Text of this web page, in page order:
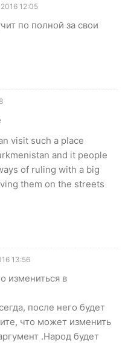
12:05
по полной за свои
visit such a place
and it people
of ruling with a big
them on the streets
13:56
измениться в
после него будет
что может изменить
.Народ будет